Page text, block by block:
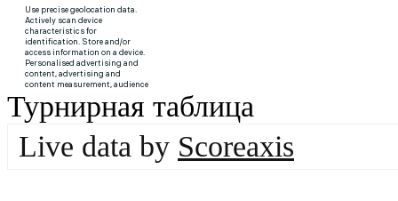
Турнирная таблица
Live data by Scoreaxis